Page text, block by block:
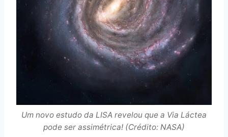
Um novo estudo da LISA revelou que a Via Láctea
pode ser assimétrica! (Crédito: NASA)